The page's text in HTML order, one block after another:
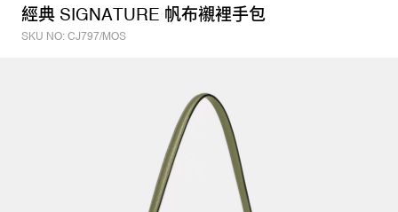
經典 SIGNATURE 帆布襯裡手包
SKU NO: CJ797/MOS